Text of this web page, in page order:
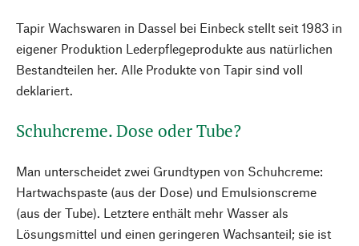
Tapir Wachswaren in Dassel bei Einbeck stellt seit 1983 in
eigener Produktion Lederpflegeprodukte aus natürlichen
Bestandteilen her. Alle Produkte von Tapir sind voll
deklariert.
Schuhcreme. Dose oder Tube?
Man unterscheidet zwei Grundtypen von Schuhcreme:
Hartwachspaste (aus der Dose) und Emulsionscreme
(aus der Tube). Letztere enthält mehr Wasser als
Lösungsmittel und einen geringeren Wachsanteil; sie ist